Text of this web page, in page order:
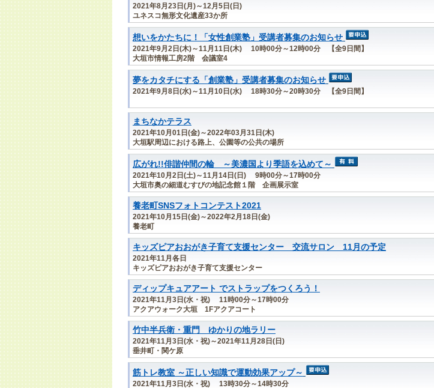
2021年8月23日(月)～12月5日(日)
ユネスコ無形文化遺産33か所
想いをかたちに！「女性創業塾」受講者募集のお知らせ
2021年9月2日(木)～11月11日(木) 10時00分～12時00分 【全9日間】
大垣市情報工房2階 会議室4
夢をカタチにする「創業塾」受講者募集のお知らせ
2021年9月8日(水)～11月10日(水) 18時30分～20時30分 【全9日間】
まちなかテラス
2021年10月01日(金)～2022年03月31日(木)
大垣駅周辺における路上、公園等の公共の場所
広がれ!!俳諧仲間の輪 ～美濃国より季語を込めて～
2021年10月2日(土)～11月14日(日) 9時00分～17時00分
大垣市奥の細道むすびの地記念館１階 企画展示室
養老町SNSフォトコンテスト2021
2021年10月15日(金)～2022年2月18日(金)
養老町
キッズピアおおがき子育て支援センター 交流サロン 11月の予定
2021年11月各日
キッズピアおおがき子育て支援センター
ディップキュアアート でストラップをつくろう！
2021年11月3日(水・祝) 11時00分～17時00分
アクアウォーク大垣 1Fアクアコート
竹中半兵衛・重門 ゆかりの地ラリー
2021年11月3日(水・祝)～2021年11月28日(日)
垂井町・関ケ原
筋トレ教室 ～正しい知識で運動効果アップ～
2021年11月3日(水・祝) 13時30分～14時30分